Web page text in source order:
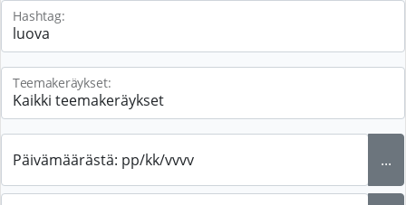
Hashtag:
Teemakeräykset:
Päivämäärästä: pp/kk/vvvv ...